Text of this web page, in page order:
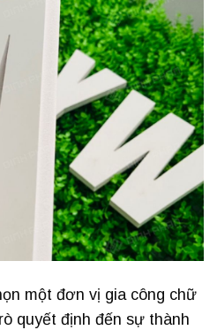
một đơn vị gia công chữ
quyết định đến sự thành